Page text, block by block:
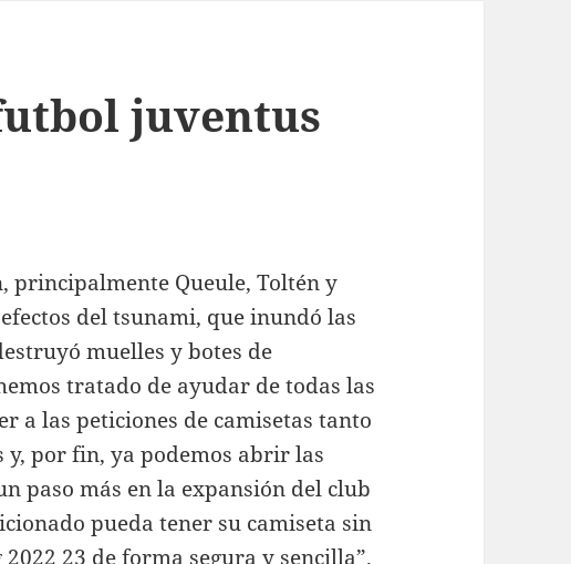
juventus
principalmente Queule, Toltén y
del tsunami, que inundó las
muelles y botes de
tratado de ayudar de todas las
a las peticiones de camisetas tanto
y, por fin, ya podemos abrir las
paso más en la expansión del club
pueda tener su camiseta sin
2022 23 de forma segura y sencilla”.